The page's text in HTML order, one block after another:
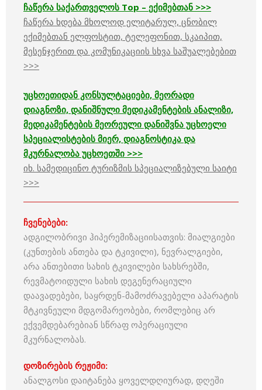
ჩაწერა საქართველოს Top – ექიმებთან >>>
ჩაწერა ხდება მხოლოდ ელიტარულ, ცნობილ
ექიმებთან ელფოსტით, ტელეფონით, სკაიპით,
მესენჯერით და კომუნიკაციის სხვა საშუალებებით
>>>
უცხოეთიდან კონსულტაციები, მეორადი
დიაგნოზი, დანიშნული მედიკამენტების ანალიზი,
მედიკამენტების მეორეული დანიშვნა უცხოელი
სპეციალისტების მიერ, დიაგნოსტიკა და
მკურნალობა უცხოეთში >>>
იხ. სამედიცინო ტურიზმის სპეციალიზებული საიტი
>>>
ჩვენებები:
ადგილობრივი ჰიპერემიზაციისათვის: მიალგიები
(კუნთების ანთება და ტკივილი), ნევრალგიები,
არა ანთებითი სახის ტკივილები სახსრებში,
რევმატოიდული სახის დეგენერაციული
დაავადებები, საყრდენ-მამოძრავებელი აპარატის
მტკივნეული მდგომარეობები, რომლებიც არ
ექვემდებარებიან სწრაფ ოპერაციული
მკურნალობას.
დოზირების რეჟიმი:
ანალგოსი დაიტანება ყოველდღიურად, დღეში